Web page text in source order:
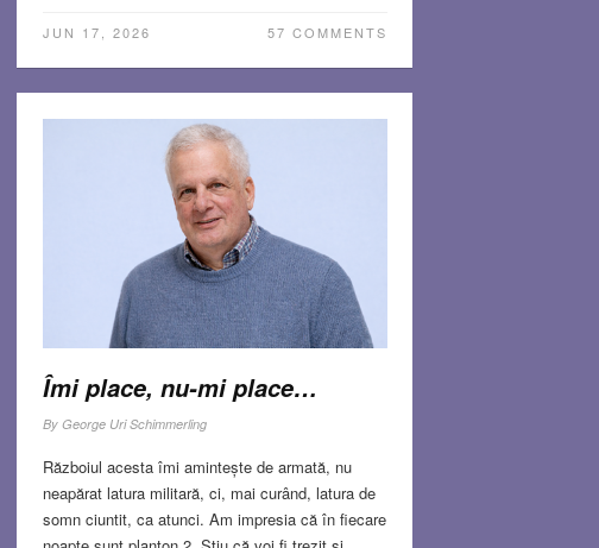
JUN 17, 2026 57 COMMENTS
Îmi place, nu-mi place…
By George Uri Schimmerling
Războiul acesta îmi amintește de armată, nu
neapărat latura militară, ci, mai curând, latura de
somn ciuntit, ca atunci. Am impresia că în fiecare